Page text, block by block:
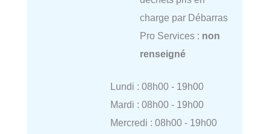
charge par Débarras
Pro Services : non
renseigné
Lundi : 08h00 - 19h00
Mardi : 08h00 - 19h00
Mercredi : 08h00 - 19h00